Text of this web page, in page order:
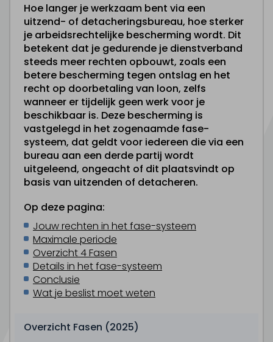
Hoe langer je werkzaam bent via een
uitzend- of detacheringsbureau, hoe sterker
je arbeidsrechtelijke bescherming wordt. Dit
betekent dat je gedurende je dienstverband
steeds meer rechten opbouwt, zoals een
betere bescherming tegen ontslag en het
recht op doorbetaling van loon, zelfs
wanneer er tijdelijk geen werk voor je
beschikbaar is. Deze bescherming is
vastgelegd in het zogenaamde fase-
systeem, dat geldt voor iedereen die via een
bureau aan een derde partij wordt
uitgeleend, ongeacht of dit plaatsvindt op
basis van uitzenden of detacheren.
Op deze pagina:
Jouw rechten in het fase-systeem
Maximale periode
Overzicht 4 Fasen
Details in het fase-systeem
Conclusie
Wat je beslist moet weten
Overzicht Fasen (2025)